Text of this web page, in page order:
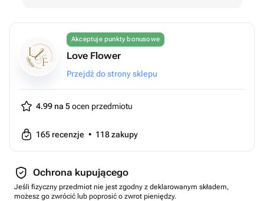
Akceptuje punkty bonusowe
Love Flower
Przejdź do strony sklepu
4.99 na 5ocen przedmiotu
165 recenzje • 118zakupy
Ochrona kupującego
Jeśli fizyczny przedmiot nie jest zgodny z deklarowanym składem,
możesz go zwrócić lub poprosić o zwrot pieniędzy.